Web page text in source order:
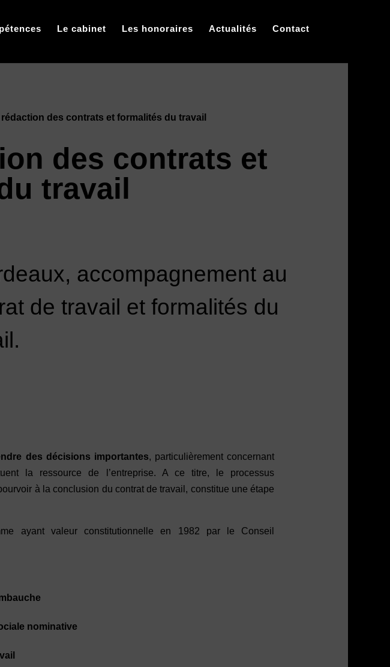
Le cabinet Les honoraires Actualités Contact
des contrats et formalités du travail
des contrats et
travail
accompagnement au
de travail et formalités du
des décisions importantes, particulièrement concernant
la ressource de l’entreprise. A ce titre, le processus
à la conclusion du contrat de travail, constitue une étape
ayant valeur constitutionnelle en 1982 par le Conseil
nominative